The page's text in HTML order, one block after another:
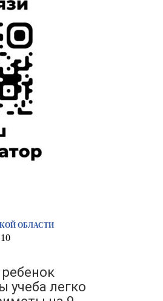
ОБЛАСТИ
учеба легко